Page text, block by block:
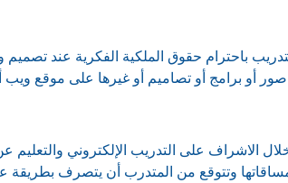
باحترام حقوق الملكية الفكرية عند تصميم
الاشراف على التدريب الإلكتروني والتعليم
مساقاتها وتتوقع من المتدرب أن يتصرف بطريقة